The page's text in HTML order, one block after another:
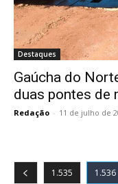
Destaques
Gaúcha do
duas pontes de
Redação - 11 de julho de
1.535 1.536